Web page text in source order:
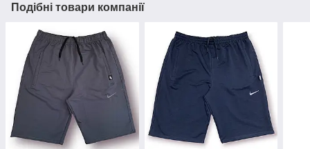
Подібні товари компанії